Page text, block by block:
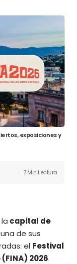
exposiciones y
7 Min Lectura
la capital de
de sus
el Festival
2026.